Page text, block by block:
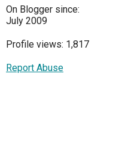
On Blogger since:
July 2009
Profile views: 1,817
Report Abuse